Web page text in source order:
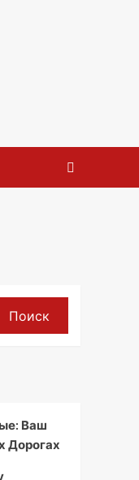
Поиск
Ваш
Дорогах